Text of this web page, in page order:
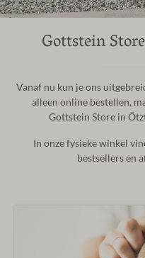
Gottstein
Vanaf nu kun je ons
alleen online bestellen,
Gottstein Store in
In onze fysieke winkel
bestsellers en